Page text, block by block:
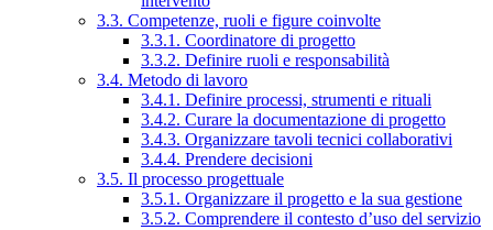
3.3. Competenze, ruoli e figure coinvolte
3.3.1. Coordinatore di progetto
3.3.2. Definire ruoli e responsabilità
3.4. Metodo di lavoro
3.4.1. Definire processi, strumenti e rituali
3.4.2. Curare la documentazione di progetto
3.4.3. Organizzare tavoli tecnici collaborativi
3.4.4. Prendere decisioni
3.5. Il processo progettuale
3.5.1. Organizzare il progetto e la sua gestione
3.5.2. Comprendere il contesto d’uso del servizio